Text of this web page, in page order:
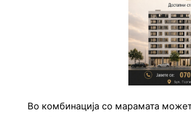
Во комбинација со марамата